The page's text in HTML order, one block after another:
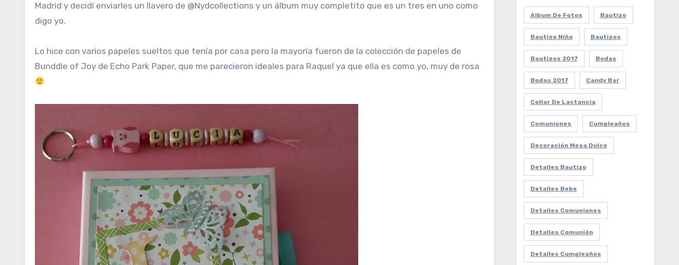
Madrid y decidí enviarles un llavero de @Nydcollections y un álbum muy completito que es un tres en uno como
digo yo.
Lo hice con varios papeles sueltos que tenía por casa pero la mayoría fueron de la colección de papeles de
Bunddle of Joy de Echo Park Paper, que me parecieron ideales para Raquel ya que ella es como yo, muy de rosa
Album De Fotos Bautizo
Bautizo Niño Bautizos
Bautizos 2017 Bodas
Bodas 2017 Candy Bar
Collar De Lactancia
Comuniones Cumpleaños
Decoración Mesa Dulce
Detalles Bautizo
Detalles Bebe
Detalles Comuniones
Detalles Comunión
Detalles Cumpleaños